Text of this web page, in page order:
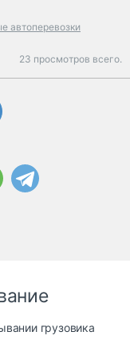
автоперевозки
23 просмотров всего.
грузовика